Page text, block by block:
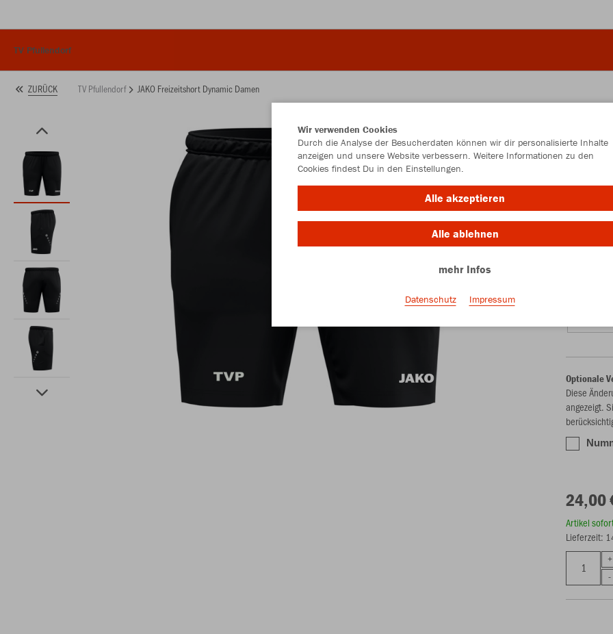
TV Pfullendorf
ZURÜCK TV Pfullendorf JAKO Freizeitshort Dynamic Damen
Optionale
Diese
angezeigt.
24,00
Artikel
Lieferzeit:
Wir verwenden Cookies
Durch die Analyse der Besucherdaten können wir dir personalisierte Inhalte
anzeigen und unsere Website verbessern. Weitere Informationen zu den
Cookies findest Du in den Einstellungen.
Alle akzeptieren
Alle ablehnen
mehr Infos
Datenschutz Impressum